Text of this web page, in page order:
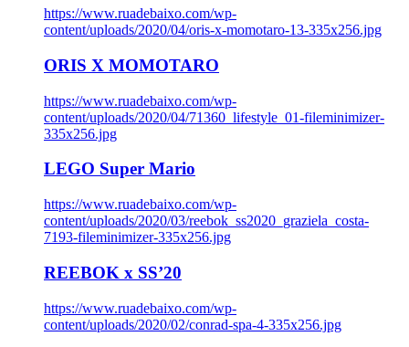
https://www.ruadebaixo.com/wp-
content/uploads/2020/04/oris-x-momotaro-13-335x256.jpg
ORIS X MOMOTARO
https://www.ruadebaixo.com/wp-
content/uploads/2020/04/71360_lifestyle_01-fileminimizer-
335x256.jpg
LEGO Super Mario
https://www.ruadebaixo.com/wp-
content/uploads/2020/03/reebok_ss2020_graziela_costa-
7193-fileminimizer-335x256.jpg
REEBOK x SS’20
https://www.ruadebaixo.com/wp-
content/uploads/2020/02/conrad-spa-4-335x256.jpg